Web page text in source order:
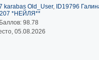
karabas Old_User, ID19796
*НЕЙЛЯ**
Баллов: 98.78
05.08.2026